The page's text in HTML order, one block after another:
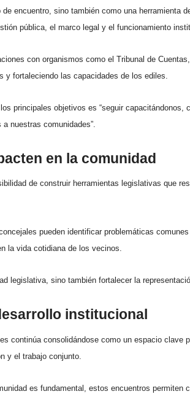
encuentro, sino también como una herramienta
pública, el marco legal y el funcionamiento
con organismos como el Tribunal de
fortaleciendo las capacidades de los ediles.
principales objetivos es “seguir capacitándonos,
nuestras comunidades”.
en la comunidad
de construir herramientas legislativas que
pueden identificar problemáticas
la vida cotidiana de los vecinos.
legislativa, sino también fortalecer la
institucional
continúa consolidándose como un espacio clave
y el trabajo conjunto.
es fundamental, estos encuentros permiten